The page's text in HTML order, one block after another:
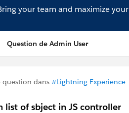
your team and maximize
Question de Admin User
question dans #Lightning Experience
of sbject in JS controller